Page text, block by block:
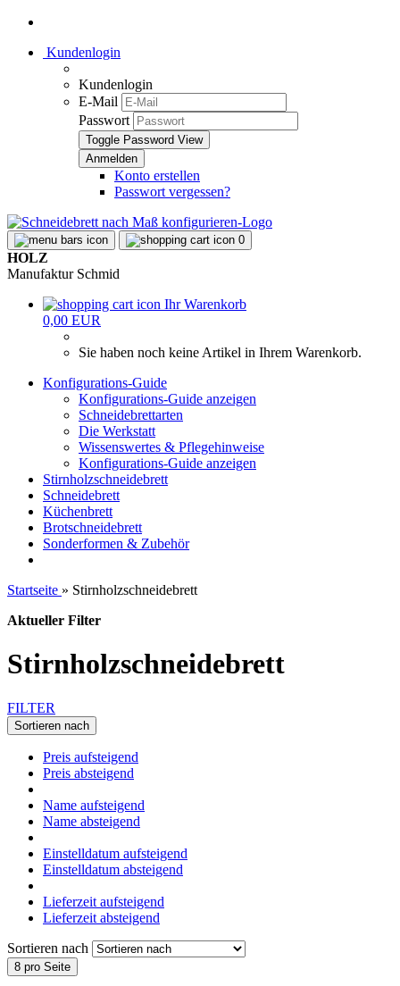
Kundenlogin
Kundenlogin
E-Mail
Passwort
Toggle Password View
Konto erstellen
Passwort vergessen?
0
HOLZ
Manufaktur Schmid
Ihr Warenkorb
0,00 EUR
Sie haben noch keine Artikel in Ihrem Warenkorb.
Konfigurations-Guide
Konfigurations-Guide anzeigen
Schneidebrettarten
Die Werkstatt
Wissenswertes & Pflegehinweise
Konfigurations-Guide anzeigen
Stirnholzschneidebrett
Schneidebrett
Küchenbrett
Brotschneidebrett
Sonderformen & Zubehör
Startseite » Stirnholzschneidebrett
Aktueller Filter
Stirnholzschneidebrett
FILTER
Sortieren nach
Preis aufsteigend
Preis absteigend
Name aufsteigend
Name absteigend
Einstelldatum aufsteigend
Einstelldatum absteigend
Lieferzeit aufsteigend
Lieferzeit absteigend
Sortieren nach
8 pro Seite